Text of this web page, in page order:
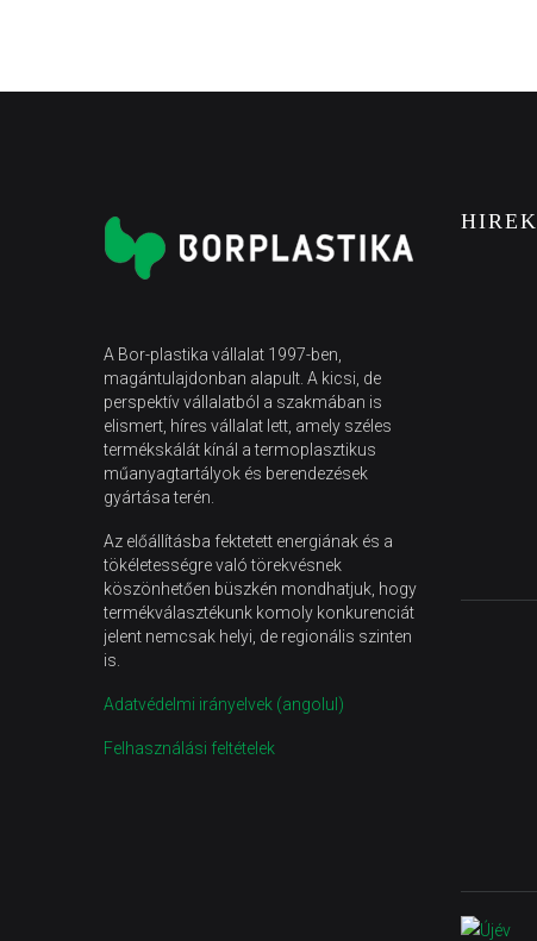
A Bor-plastika vállalat 1997-ben,
magántulajdonban alapult. A kicsi, de
perspektív vállalatból a szakmában is
elismert, híres vállalat lett, amely széles
termékskálát kínál a termoplasztikus
műanyagtartályok és berendezések
gyártása terén.
Az előállításba fektetett energiának és a
tökéletességre való törekvésnek
köszönhetően büszkén mondhatjuk, hogy
termékválasztékunk komoly konkurenciát
jelent nemcsak helyi, de regionális szinten
is.
Adatvédelmi irányelvek (angolul)
Felhasználási feltételek
HIREK